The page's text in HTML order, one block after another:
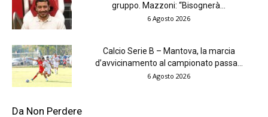
gruppo. Mazzoni: “Bisognerà...
6 Agosto 2026
Calcio Serie B – Mantova, la marcia
d’avvicinamento al campionato passa...
6 Agosto 2026
Da Non Perdere